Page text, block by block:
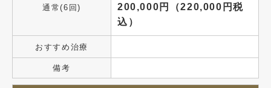
通常(6回)
200,000円（220,000円税
込）
おすすめ治療
備考